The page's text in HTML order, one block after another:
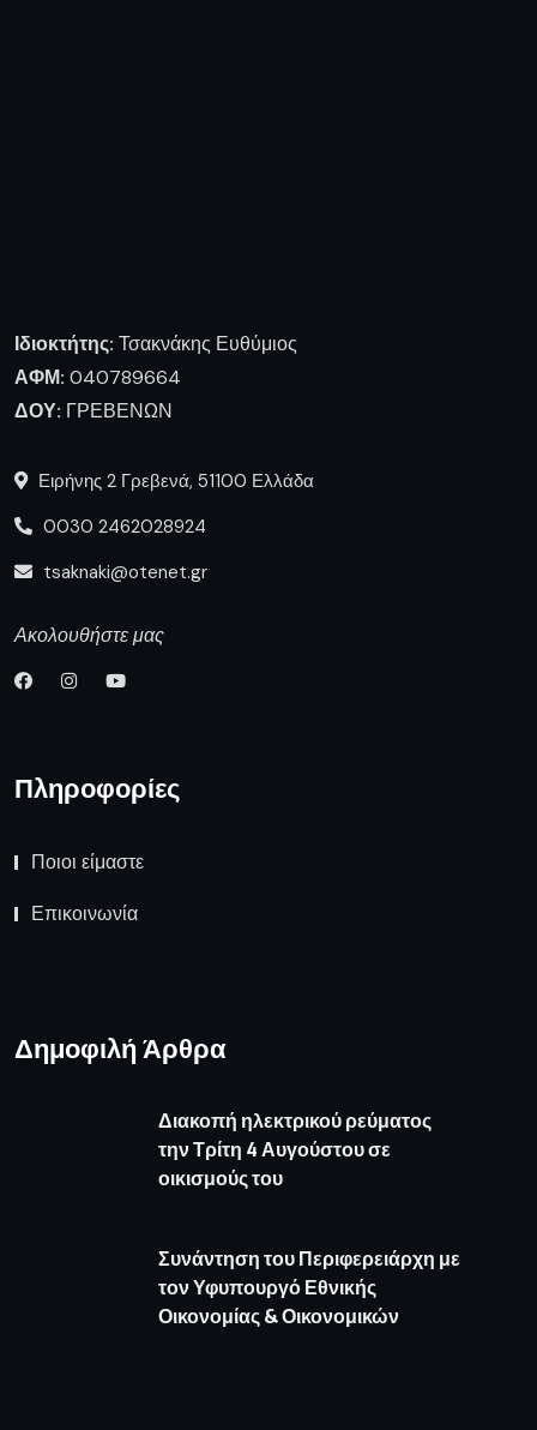
Ιδιοκτήτης: Τσακνάκης Ευθύμιος
ΑΦΜ: 040789664
ΔΟΥ: ΓΡΕΒΕΝΩΝ
Ειρήνης 2 Γρεβενά, 51100 Ελλάδα
0030 2462028924
tsaknaki@otenet.gr
Ακολουθήστε μας
Πληροφορίες
Ποιοι είμαστε
Επικοινωνία
Δημοφιλή Άρθρα
Διακοπή ηλεκτρικού ρεύματος
την Τρίτη 4 Αυγούστου σε
οικισμούς του
Συνάντηση του Περιφερειάρχη με
τον Υφυπουργό Εθνικής
Οικονομίας & Οικονομικών